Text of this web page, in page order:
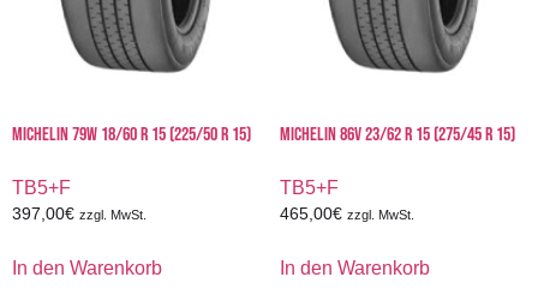
MICHELIN 79W 18/60 R 15 (225/50 R 15)
TB5+F
397,00€ zzgl. MwSt.
In den Warenkorb
MICHELIN 86V 23/62 R 15 (275/45 R 15)
TB5+F
465,00€ zzgl. MwSt.
In den Warenkorb